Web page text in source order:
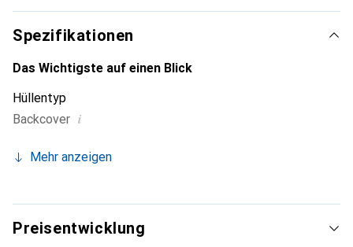
die Marke Noreve eine zuverlässige Wahl für eine
anspruchsvolle Kundschaft.
Spezifikationen
Das Wichtigste auf einen Blick
Hüllentyp
Backcover i
Mehr anzeigen
Preisentwicklung